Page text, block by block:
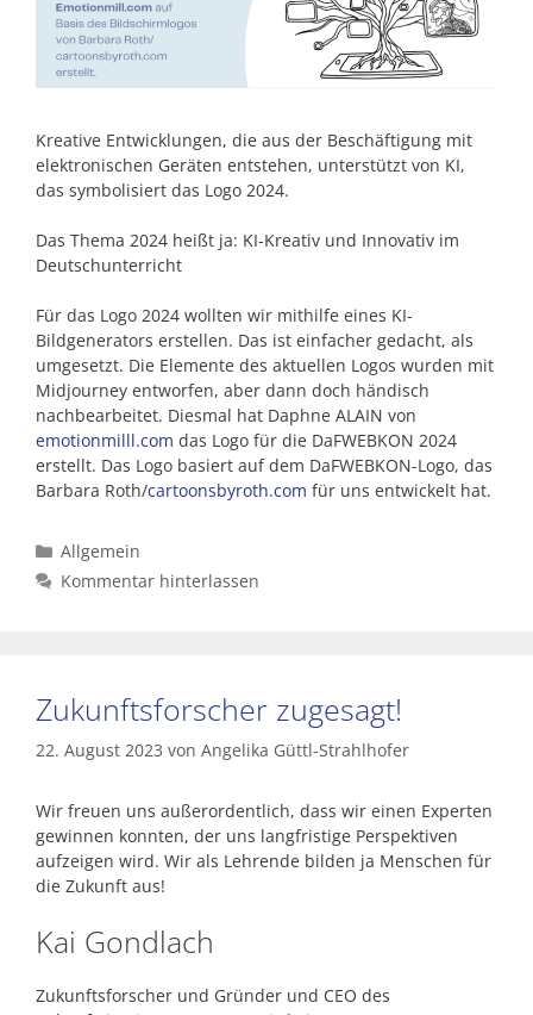
Kreative Entwicklungen, die aus der Beschäftigung mit
elektronischen Geräten entstehen, unterstützt von KI,
das symbolisiert das Logo 2024.
Das Thema 2024 heißt ja: KI-Kreativ und Innovativ im
Deutschunterricht
Für das Logo 2024 wollten wir mithilfe eines KI-
Bildgenerators erstellen. Das ist einfacher gedacht, als
umgesetzt. Die Elemente des aktuellen Logos wurden mit
Midjourney entworfen, aber dann doch händisch
nachbearbeitet. Diesmal hat Daphne ALAIN von
emotionmilll.com das Logo für die DaFWEBKON 2024
erstellt. Das Logo basiert auf dem DaFWEBKON-Logo, das
Barbara Roth/cartoonsbyroth.com für uns entwickelt hat.
Kategorien
Allgemein
Kommentar hinterlassen
Zukunftsforscher zugesagt!
22. August 2023 von Angelika Güttl-Strahlhofer
Wir freuen uns außerordentlich, dass wir einen Experten
gewinnen konnten, der uns langfristige Perspektiven
aufzeigen wird. Wir als Lehrende bilden ja Menschen für
die Zukunft aus!
Kai Gondlach
Zukunftsforscher und Gründer und CEO des